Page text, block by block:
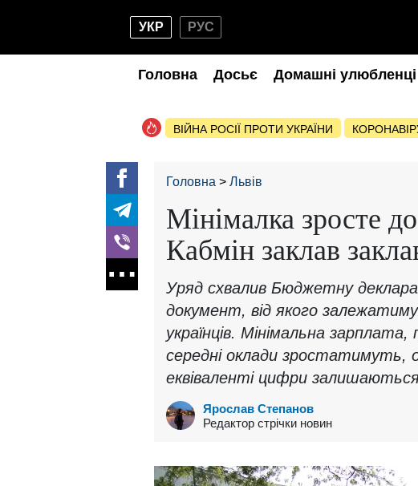
УКР РУС
Головна Досьє Домашні улюбленці
ВІЙНА РОСІЇ ПРОТИ УКРАЇНИ
Головна Львів
Мінімалка зросте
Кабмін заклав
Уряд схвалив Бюджетну
документ, від якого
українців. Мінімальна
середні оклади зростатимуть,
еквіваленті цифри
Ярослав Степанов
Редактор стрічки новин